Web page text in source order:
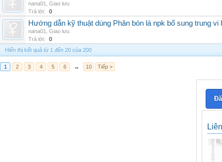
nana01
Giao lưu
Trả lời:
0
Hướng dẫn kỹ thuật dùng Phân bón lá npk bổ sung trung vi
nana01
Giao lưu
Trả lời:
0
Hiển thị kết quả từ 1 đến 20 của 200
1 2 3 4 5 6 → 10 Tiếp >